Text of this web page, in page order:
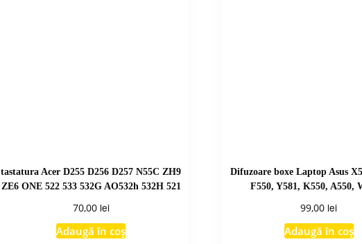
tastatura Acer D255 D256 D257 N55C ZH9
ZE6 ONE 522 533 532G AO532h 532H 521
70,00 lei
Adaugă în coș
Difuzoare boxe Laptop Asus
F550, Y581, K550, A550,
99,00 lei
Adaugă în coș